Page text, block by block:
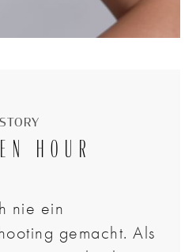
STORY
HOUR
nie ein
gemacht. Als